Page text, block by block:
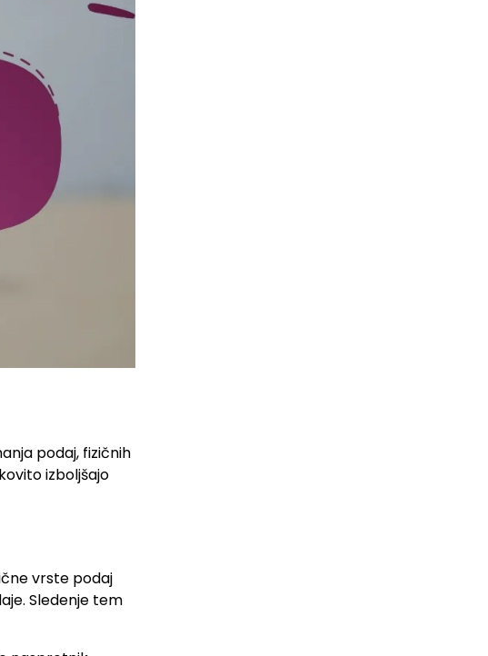
podaj, fizičnih
izboljšajo
vrste podaj
Sledenje tem